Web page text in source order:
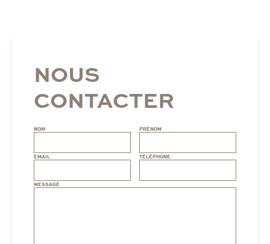
NOUS
CONTACTER
NOM PRÉNOM
EMAIL TÉLÉPHONE
MESSAGE